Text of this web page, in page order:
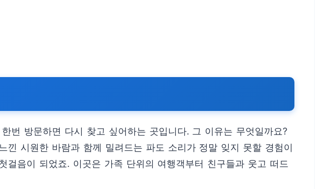
번 방문하면 다시 찾고 싶어하는 곳입니다. 그 이유는 무엇일까요?
시원한 바람과 함께 밀려드는 파도 소리가 정말 잊지 못할 경험이
음이 되었죠. 이곳은 가족 단위의 여행객부터 친구들과 웃고 떠드